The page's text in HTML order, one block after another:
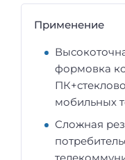
Применение
формовка
мобильных
Сложная